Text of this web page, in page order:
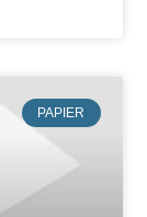
PAPIER